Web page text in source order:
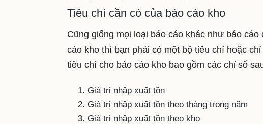
Tiêu chí cần có của báo cáo kho
Cũng giống mọi loại báo cáo khác như báo
cáo kho thì bạn phải có một bộ tiêu chí hoặc
tiêu chí cho báo cáo kho bao gồm các chỉ số
Giá trị nhập xuất tồn
Giá trị nhập xuất tồn theo tháng trong năm
Giá trị nhập xuất tồn theo kho